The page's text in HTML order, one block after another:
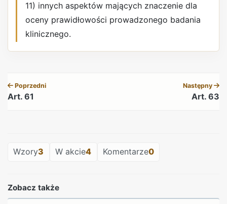
11) innych aspektów mających znaczenie dla
oceny prawidłowości prowadzonego badania
klinicznego.
Poprzedni
Art. 61
Następny
Art. 63
Wzory3 W akcie4 Komentarze0
Zobacz także